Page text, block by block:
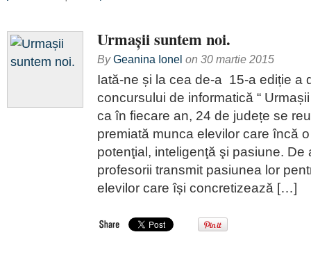
Urmașii suntem noi.
ByGeanina Ionel on 30 martie 2015
Iată-ne și la cea de-a 15-a ediție a
concursului de informatică “
ca în fiecare an, 24 de județe se
premiată munca elevilor care încă
potenţial, inteligenţă şi pasiune. De
profesorii transmit pasiunea lor
elevilor care își concretizează […]